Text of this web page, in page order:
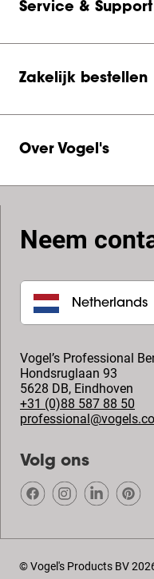
Service & Support
Zakelijk bestellen
Over Vogel's
Neem
Netherlands
Vogel’s Professional
Hondsruglaan 93
5628 DB, Eindhoven
+31 (0)88 587 88 50
Volg ons
© Vogel's Products BV